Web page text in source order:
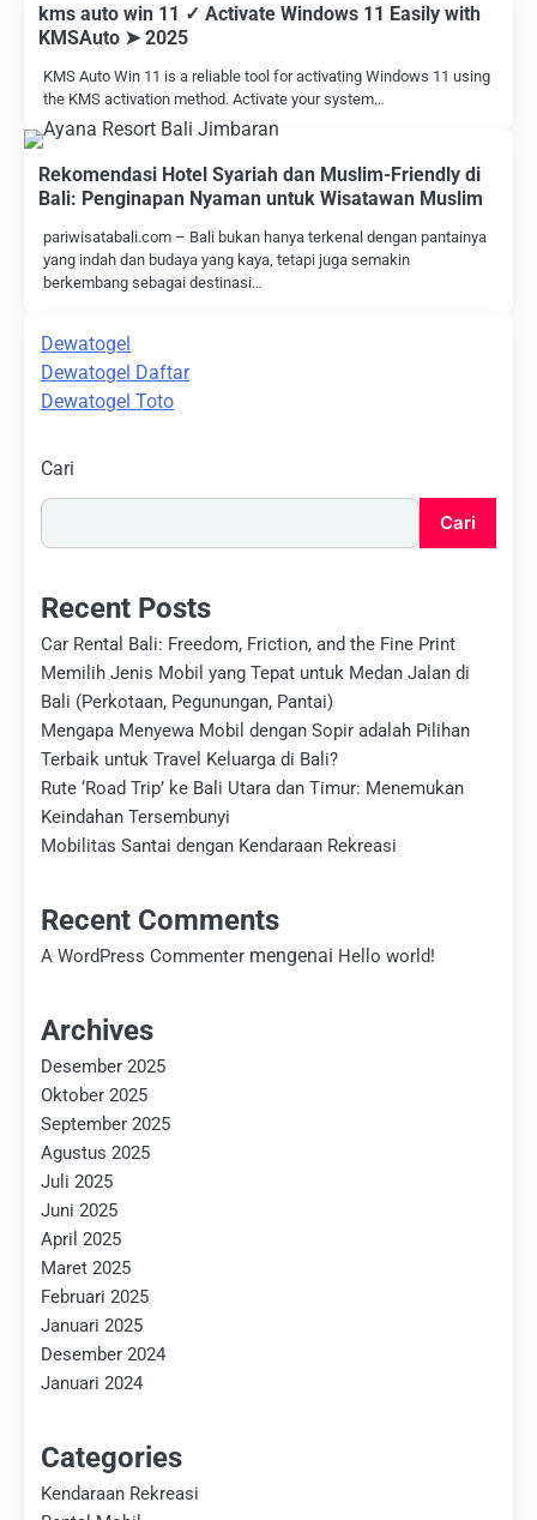
kms auto win 11 ✓ Activate Windows 11 Easily with
KMSAuto ➤ 2025
KMS Auto Win 11 is a reliable tool for activating Windows 11 using
the KMS activation method. Activate your system…
Rekomendasi Hotel Syariah dan Muslim-Friendly di
Bali: Penginapan Nyaman untuk Wisatawan Muslim
pariwisatabali.com – Bali bukan hanya terkenal dengan pantainya
yang indah dan budaya yang kaya, tetapi juga semakin
berkembang sebagai destinasi…
Dewatogel
Dewatogel Daftar
Dewatogel Toto
Cari
Cari
Recent Posts
Car Rental Bali: Freedom, Friction, and the Fine Print
Memilih Jenis Mobil yang Tepat untuk Medan Jalan di
Bali (Perkotaan, Pegunungan, Pantai)
Mengapa Menyewa Mobil dengan Sopir adalah Pilihan
Terbaik untuk Travel Keluarga di Bali?
Rute ‘Road Trip’ ke Bali Utara dan Timur: Menemukan
Keindahan Tersembunyi
Mobilitas Santai dengan Kendaraan Rekreasi
Recent Comments
A WordPress Commenter mengenai Hello world!
Archives
Desember 2025
Oktober 2025
September 2025
Agustus 2025
Juli 2025
Juni 2025
April 2025
Maret 2025
Februari 2025
Januari 2025
Desember 2024
Januari 2024
Categories
Kendaraan Rekreasi